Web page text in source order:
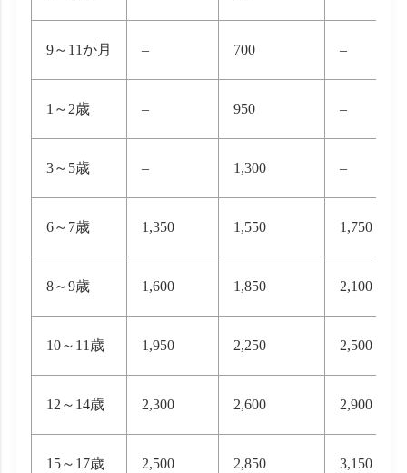
9～11か月 – 700 –
1～2歳 – 950 –
3～5歳 – 1,300 –
6～7歳 1,350 1,550 1,750
8～9歳 1,600 1,850 2,100
10～11歳 1,950 2,250 2,500
12～14歳 2,300 2,600 2,900
15～17歳 2,500 2,850 3,150